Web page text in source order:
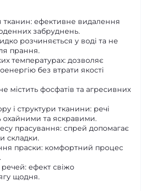
ефективне видалення
забруднень.
розчиняється у воді та не
прання.
температурах: дозволяє
без втрати якості
містить фосфатів та агресивних
і структури тканини: речі
та яскравими.
прасування: спрей допомагає
складки.
праски: комфортний процес
ефект свіжо
щодня.